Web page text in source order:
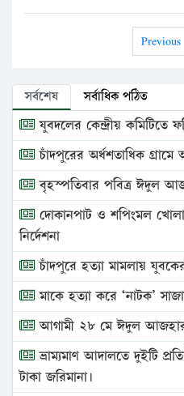
Previous
সর্বশেষ সর্বাধিক পঠিত
যুবদলের কেন্দ্রীয় কমিটিতে
চাঁদপুরের অর্ধশতাধিক
বৃহস্পতিবার পবিত্র ঈদুল
দোকানপাট ও শপিংমল খোলা
নির্দেশনা
চাঁদপুরে হত্যা মামলায়
মাকে হত্যা করে ‘নাটক’
আগামী ২৮ মে ঈদুল আজহার
ভ্রাম্যমাণ আদালতে দুইটি
টাকা জরিমানা।